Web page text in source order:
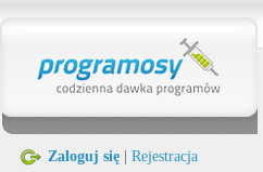
Zaloguj się Rejestracja